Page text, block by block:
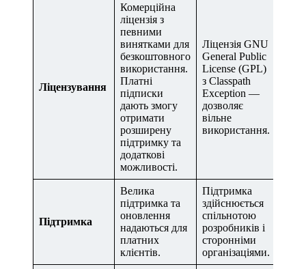
Ліцензування
Комерційна
ліцензія з
певними
винятками для
безкоштовного
використання.
Платні
підписки
дають змогу
отримати
розширену
підтримку та
додаткові
можливості.
Ліцензія GNU
General Public
License (GPL)
з Classpath
Exception —
дозволяє
вільне
використання.
Підтримка
Велика
підтримка та
оновлення
надаються для
платних
клієнтів.
Підтримка
здійснюється
спільнотою
розробників і
сторонніми
організаціями.